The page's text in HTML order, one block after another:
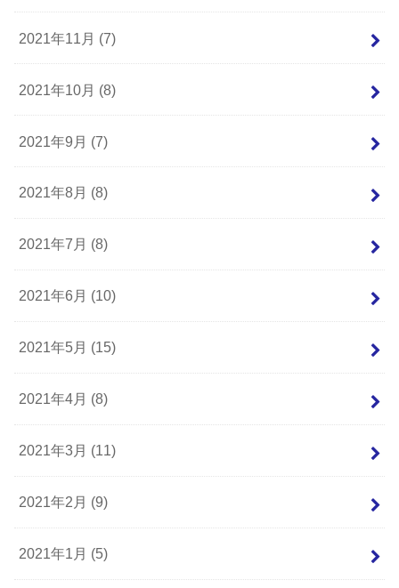
2021年11月 (7)
2021年10月 (8)
2021年9月 (7)
2021年8月 (8)
2021年7月 (8)
2021年6月 (10)
2021年5月 (15)
2021年4月 (8)
2021年3月 (11)
2021年2月 (9)
2021年1月 (5)